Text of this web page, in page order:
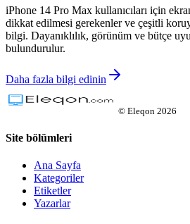
iPhone 14 Pro Max kullanıcıları için
dikkat edilmesi gerekenler ve çeşitli
bilgi. Dayanıklılık, görünüm ve bütçe
bulundurulur.
Daha fazla bilgi edinin
© Eleqon 2026
Site bölümleri
Ana Sayfa
Kategoriler
Etiketler
Yazarlar